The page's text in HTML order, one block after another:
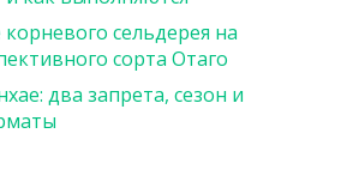
сельдерея на
сорта Отаго
два запрета, сезон и